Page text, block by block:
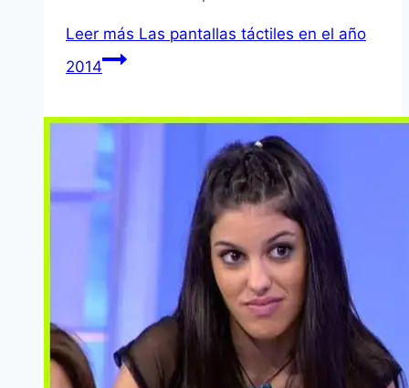
Leer más Las pantallas táctiles en el año
2014